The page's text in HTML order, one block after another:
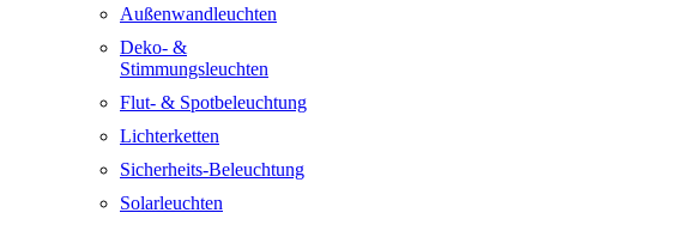
Außenwandleuchten
Deko- &
Stimmungsleuchten
Flut- & Spotbeleuchtung
Lichterketten
Sicherheits-Beleuchtung
Solarleuchten